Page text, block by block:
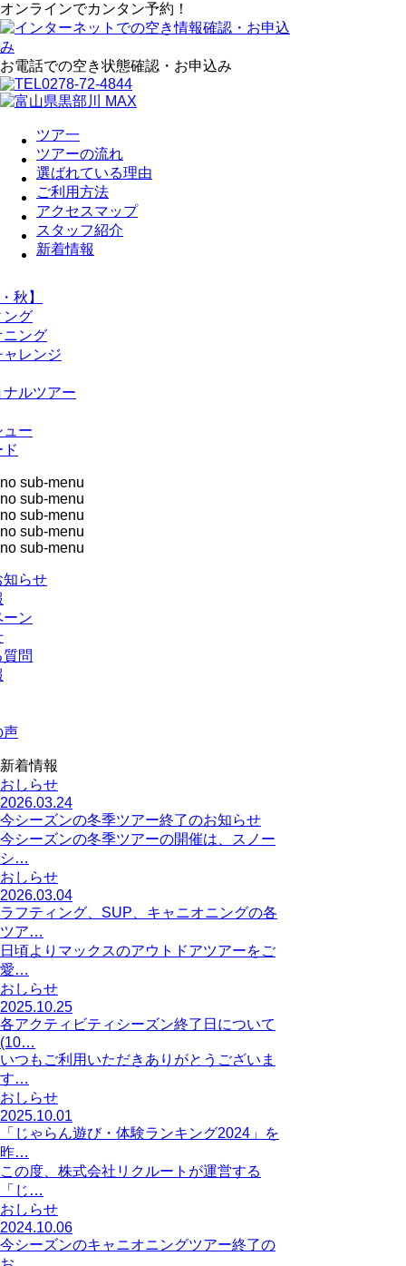
オンラインでカンタン予約！
お電話での空き状態確認・お申込み
0278-72-4844
ツア一
ツアーの流れ
選ばれている理由
ご利用方法
アクセスマップ
スタッフ紹介
新着情報
秋】
ング
ニング
レンジ
ルツアー
ュー
no sub-menu
no sub-menu
no sub-menu
no sub-menu
no sub-menu
知らせ
ーン
問
声
新着情報
おしらせ
2026.03.24
今シーズンの冬季ツアー終了のお知らせ
今シーズンの冬季ツアーの開催は、スノー
シ…
おしらせ
2026.03.04
ラフティング、SUP、キャニオニングの各
ツア…
日頃よりマックスのアウトドアツアーをご
愛…
おしらせ
2025.10.25
各アクティビティシーズン終了日について
(10…
いつもご利用いただきありがとうございま
す…
おしらせ
2025.10.01
「じゃらん遊び・体験ランキング2024」を
昨…
この度、株式会社リクルートが運営する
「じ…
おしらせ
2024.10.06
今シーズンのキャニオニングツアー終了の